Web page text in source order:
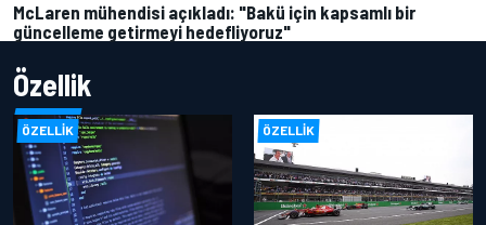
McLaren mühendisi açıkladı: "Bakü için kapsamlı bir
güncelleme getirmeyi hedefliyoruz"
Özellik
ÖZELLIK ÖZELLIK